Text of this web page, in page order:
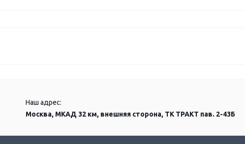
Наш адрес:
Москва, МКАД 32 км, внешняя сторона, ТК ТРАКТ пав. 2-43Б